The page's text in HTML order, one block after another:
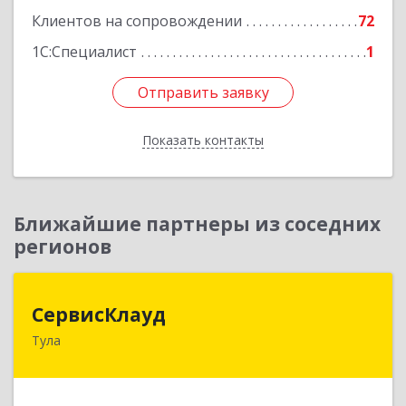
Клиентов на сопровождении
72
1С:Специалист
1
Отправить заявку
Показать контакты
Отправить заявку
Назад
Ближайшие партнеры из соседних
регионов
СервисКлауд
Тула
300028, Тульская обл, Тула г, Болдина ул, дом №